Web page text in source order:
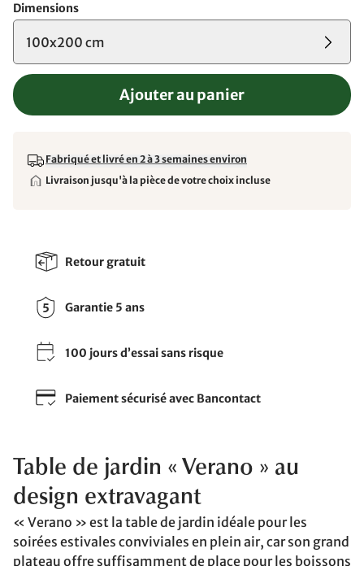
Dimensions
100x200 cm
Ajouter au panier
Fabriqué et livré en 2 à 3 semaines environ
Livraison jusqu'à la pièce de votre choix incluse
Retour gratuit
Garantie 5 ans
100 jours d’essai sans risque
Paiement sécurisé avec Bancontact
Table de jardin « Verano » au
design extravagant
« Verano » est la table de jardin idéale pour les
soirées estivales conviviales en plein air, car son grand
plateau offre suffisamment de place pour les boissons